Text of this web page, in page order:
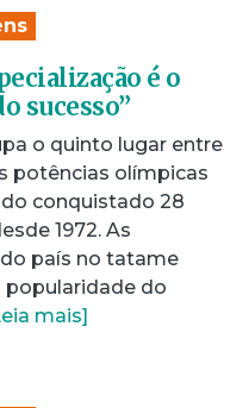
é o
sucesso”
o quinto lugar entre
potências olímpicas
conquistado 28
1972. As
país no tatame
popularidade do
mais]